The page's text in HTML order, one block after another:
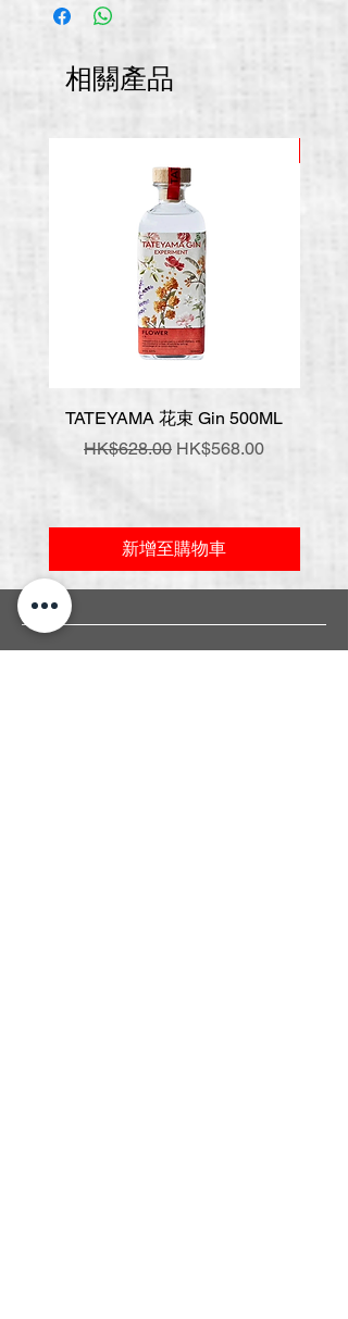
相關產品
TATEYAMA 花束 Gin 500ML
一般價格
HK$628.00 促銷價格
HK$568.00
新增至購物車